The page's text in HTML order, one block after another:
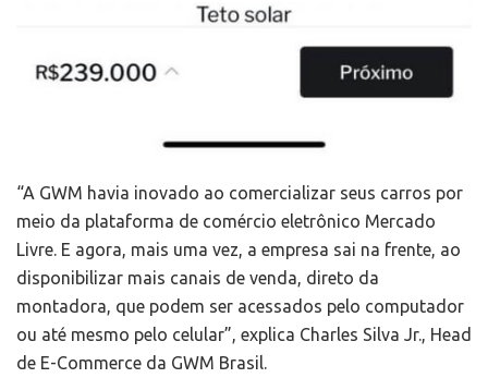
“A GWM havia inovado ao comercializar seus carros por
meio da plataforma de comércio eletrônico Mercado
Livre. E agora, mais uma vez, a empresa sai na frente, ao
disponibilizar mais canais de venda, direto da
montadora, que podem ser acessados pelo computador
ou até mesmo pelo celular”, explica Charles Silva Jr., Head
de E-Commerce da GWM Brasil.